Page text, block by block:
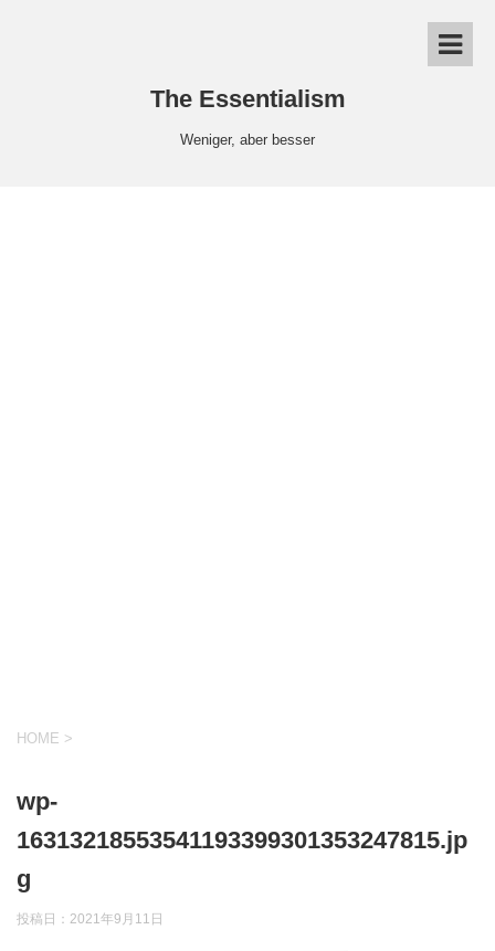
The Essentialism
Weniger, aber besser
HOME >
wp-
16313218553541193399301353247815.jp
g
投稿日： 2021年9月11日